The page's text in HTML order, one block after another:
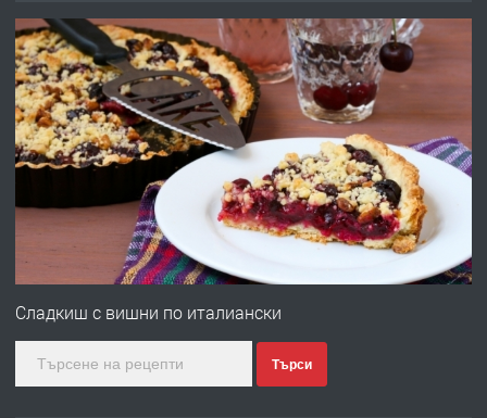
преди 1 година
ПРЕДЛАГА Работа за общи работници
преди 1 година
ПРЕДЛАГА
Първи поход "По стъпките на Ангел
Войвода"
ПРЕДЛАГА
Монтажник на малки детайли за
медицинската индустрия
Сладкиш с вишни по италиански
Търси